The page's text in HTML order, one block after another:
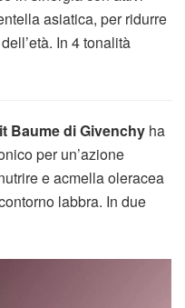
asiatica, per ridurre
In 4 tonalità
Baume di Givenchy ha
per un’azione
e acmella oleracea
labbra. In due